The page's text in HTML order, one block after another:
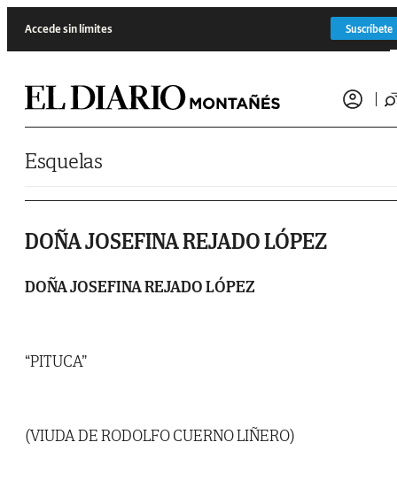
Accede sin límites Suscríbete
Esquelas
DOÑA JOSEFINA REJADO LÓPEZ
DOÑA JOSEFINA REJADO LÓPEZ
“PITUCA”
(VIUDA DE RODOLFO CUERNO LIÑERO)